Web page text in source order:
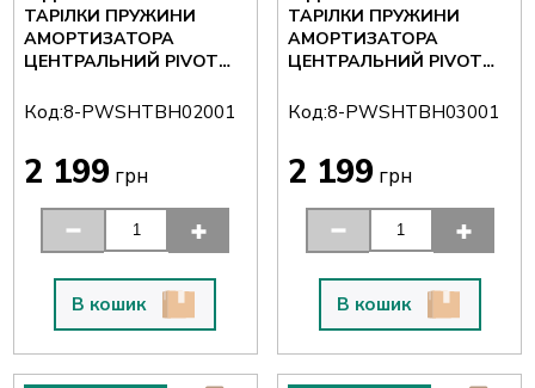
ТАРІЛКИ ПРУЖИНИ
АМОРТИЗАТОРА
ЦЕНТРАЛЬНИЙ PIVOT
PWSHTBH02001
Код:8-PWSHTBH02001
2 199грн
В кошик
ТАРІЛКИ ПРУЖИНИ
АМОРТИЗАТОРА
ЦЕНТРАЛЬНИЙ PIVOT
PWSHTBH03001
Код:8-PWSHTBH03001
2 199 грн
В кошик